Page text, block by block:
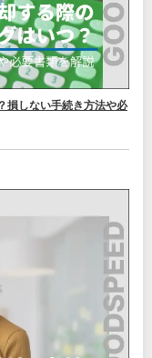
損しない手続き方法や必